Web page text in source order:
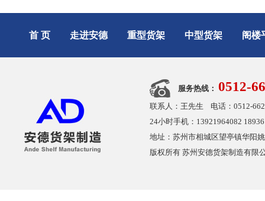
首 页 走进安德 重型货架 中型货架 阁楼
服务热线： 0512-
联系人：王先生 电话：0512-
24小时手机：13921964082
地址：苏州市相城区望亭镇华阳
版权所有 苏州安德货架制造有限